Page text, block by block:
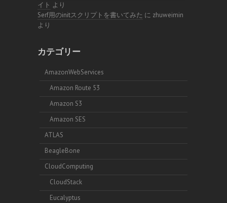
イト より
Serf用のinitスクリプトを書いてみた に zhuweimin
より
カテゴリー
AmazonWebServices
Amazon Route 53
Amazon S3
Amazon SES
ATLAS
BeagleBone
CloudComputing
CloudStack
Eucalyptus